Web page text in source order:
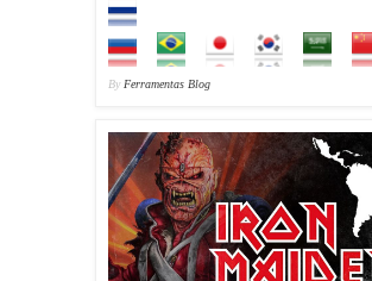
By Ferramentas Blog